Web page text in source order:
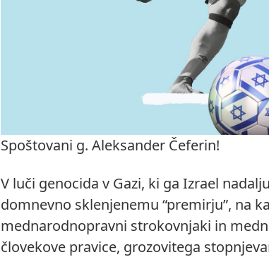
Spoštovani g. Aleksander Čeferin!
V luči genocida v Gazi, ki ga Izrael
domnevno sklenjenemu “premirju”, na
mednarodnopravni strokovnjaki in
človekove pravice, grozovitega